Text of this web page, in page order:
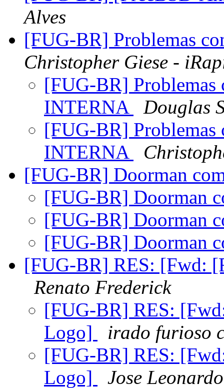
Alves
[FUG-BR] Problemas
Christopher Giese -
[FUG-BR] Problemas
INTERNA
Douglas
[FUG-BR] Problemas
INTERNA
[FUG-BR] Doorman
[FUG-BR] Doorman
[FUG-BR] Doorman
[FUG-BR] Doorman
[FUG-BR] RES: [Fwd:
Renato Frederick
[FUG-BR] RES:
Logo]
irado furioso
[FUG-BR] RES:
Logo]
Jose